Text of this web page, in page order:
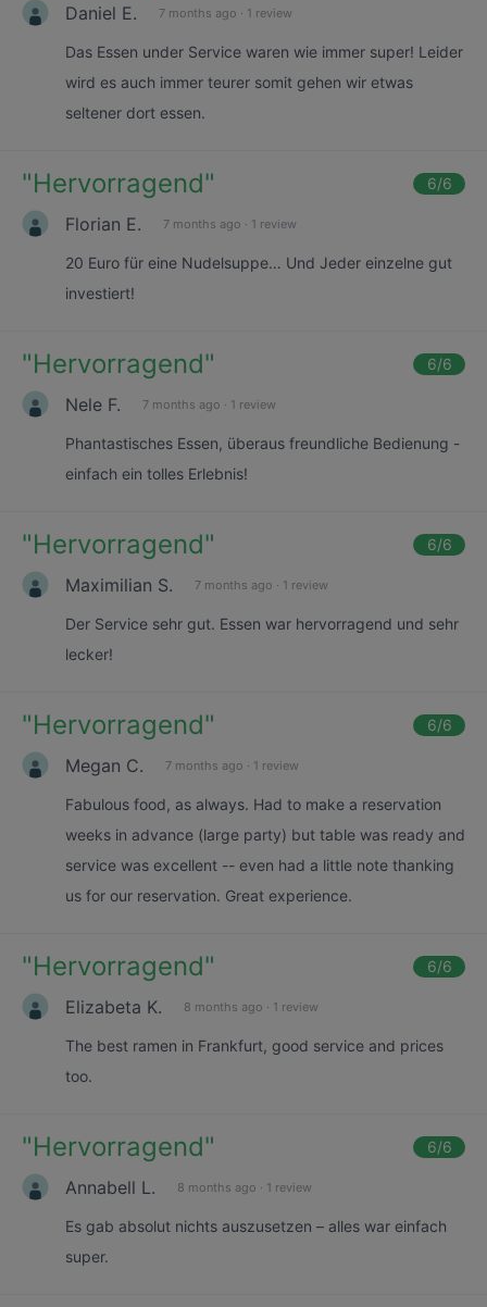
Daniel E. 7 months ago · 1 review
Das Essen under Service waren wie immer super! Leider
wird es auch immer teurer somit gehen wir etwas
seltener dort essen.
"Hervorragend" 6/6
Florian E. 7 months ago · 1 review
20 Euro für eine Nudelsuppe… Und Jeder einzelne gut
investiert!
"Hervorragend" 6/6
Nele F. 7 months ago · 1 review
Phantastisches Essen, überaus freundliche Bedienung -
einfach ein tolles Erlebnis!
"Hervorragend" 6/6
Maximilian S. 7 months ago · 1 review
Der Service sehr gut. Essen war hervorragend und sehr
lecker!
"Hervorragend" 6/6
Megan C. 7 months ago · 1 review
Fabulous food, as always. Had to make a reservation
weeks in advance (large party) but table was ready and
service was excellent -- even had a little note thanking
us for our reservation. Great experience.
"Hervorragend" 6/6
Elizabeta K. 8 months ago · 1 review
The best ramen in Frankfurt, good service and prices
too.
"Hervorragend" 6/6
Annabell L. 8 months ago · 1 review
Es gab absolut nichts auszusetzen – alles war einfach
super.